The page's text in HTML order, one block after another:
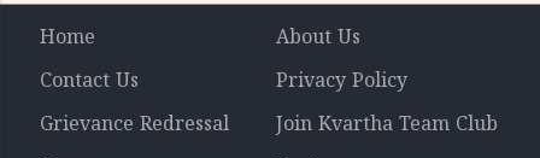
Home
About Us
Contact Us
Privacy Policy
Grievance Redressal
Join Kvartha Team Club